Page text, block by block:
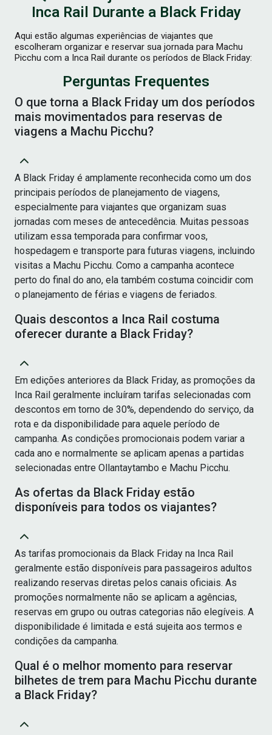
Inca Rail Durante a Black Friday
Aqui estão algumas experiências de viajantes que
escolheram organizar e reservar sua jornada para Machu
Picchu com a Inca Rail durante os períodos de Black Friday:
Perguntas Frequentes
O que torna a Black Friday um dos períodos
mais movimentados para reservas de
viagens a Machu Picchu?
A Black Friday é amplamente reconhecida como um dos
principais períodos de planejamento de viagens,
especialmente para viajantes que organizam suas
jornadas com meses de antecedência. Muitas pessoas
utilizam essa temporada para confirmar voos,
hospedagem e transporte para futuras viagens, incluindo
visitas a Machu Picchu. Como a campanha acontece
perto do final do ano, ela também costuma coincidir com
o planejamento de férias e viagens de feriados.
Quais descontos a Inca Rail costuma
oferecer durante a Black Friday?
Em edições anteriores da Black Friday, as promoções da
Inca Rail geralmente incluíram tarifas selecionadas com
descontos em torno de 30%, dependendo do serviço, da
rota e da disponibilidade para aquele período de
campanha. As condições promocionais podem variar a
cada ano e normalmente se aplicam apenas a partidas
selecionadas entre Ollantaytambo e Machu Picchu.
As ofertas da Black Friday estão
disponíveis para todos os viajantes?
As tarifas promocionais da Black Friday na Inca Rail
geralmente estão disponíveis para passageiros adultos
realizando reservas diretas pelos canais oficiais. As
promoções normalmente não se aplicam a agências,
reservas em grupo ou outras categorias não elegíveis. A
disponibilidade é limitada e está sujeita aos termos e
condições da campanha.
Qual é o melhor momento para reservar
bilhetes de trem para Machu Picchu durante
a Black Friday?